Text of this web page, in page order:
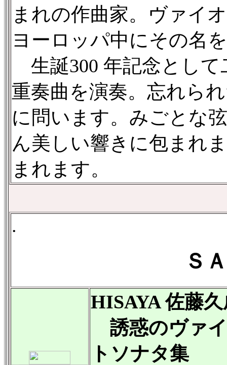
まれの作曲家。ヴァイ
ヨーロッパ中にその名
生誕300 年記念として
重奏曲を演奏。忘れら
に問います。みごとな
ん美しい響きに包まれ
まれます。
.
Ｓ
HISAYA 佐藤
誘惑のヴァ
トソナタ集